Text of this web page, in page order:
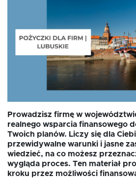
Oferta dla NGO/PES
Fundusz FKIS
Rodo
Dokumenty
Rekrutujemy
Prowadzisz firmę w
realnego wsparcia finansowego
Twoich planów. Liczy się dla
przewidywalne warunki i jasne
wiedzieć, na co możesz
wygląda proces. Ten materiał
kroku przez możliwości